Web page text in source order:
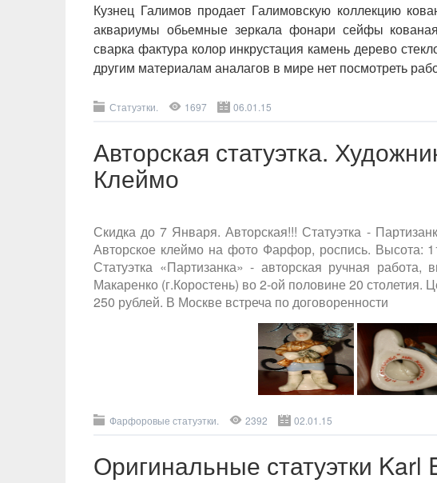
Кузнец Галимов продает Галимовскую коллекцию
аквариумы обьемные зеркала фонари сейфы
сварка фактура колор инкрустация камень дерево
другим материалам аналагов в мире нет посмотреть
Статуэтки. 1697 06.01.15
Авторская статуэтка.
Клеймо
Скидка до 7 Января. Авторская!!! Статуэтка -
Авторское клеймо на фото Фарфор, роспись. Высота:
Статуэтка «Партизанка» - авторская ручная
Макаренко (г.Коростень) во 2-ой половине 20
250 рублей. В Москве встреча по договоренности
Фарфоровые статуэтки. 2392 02.01.15
Оригинальные статуэтки Karl